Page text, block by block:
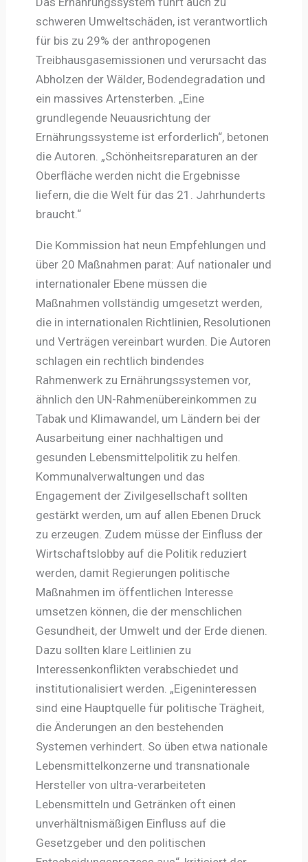
schweren Umweltschäden, ist verantwortlich
für bis zu 29% der anthropogenen
Treibhausgasemissionen und verursacht das
Abholzen der Wälder, Bodendegradation und
ein massives Artensterben. „Eine
grundlegende Neuausrichtung der
Ernährungssysteme ist erforderlich“, betonen
die Autoren. „Schönheitsreparaturen an der
Oberfläche werden nicht die Ergebnisse
liefern, die die Welt für das 21. Jahrhunderts
braucht.“
Die Kommission hat neun Empfehlungen und
über 20 Maßnahmen parat: Auf nationaler und
internationaler Ebene müssen die
Maßnahmen vollständig umgesetzt werden,
die in internationalen Richtlinien, Resolutionen
und Verträgen vereinbart wurden. Die Autoren
schlagen ein rechtlich bindendes
Rahmenwerk zu Ernährungssystemen vor,
ähnlich den UN-Rahmenübereinkommen zu
Tabak und Klimawandel, um Ländern bei der
Ausarbeitung einer nachhaltigen und
gesunden Lebensmittelpolitik zu helfen.
Kommunalverwaltungen und das
Engagement der Zivilgesellschaft sollten
gestärkt werden, um auf allen Ebenen Druck
zu erzeugen. Zudem müsse der Einfluss der
Wirtschaftslobby auf die Politik reduziert
werden, damit Regierungen politische
Maßnahmen im öffentlichen Interesse
umsetzen können, die der menschlichen
Gesundheit, der Umwelt und der Erde dienen.
Dazu sollten klare Leitlinien zu
Interessenkonflikten verabschiedet und
institutionalisiert werden. „Eigeninteressen
sind eine Hauptquelle für politische Trägheit,
die Änderungen an den bestehenden
Systemen verhindert. So üben etwa nationale
Lebensmittelkonzerne und transnationale
Hersteller von ultra-verarbeiteten
Lebensmitteln und Getränken oft einen
unverhältnismäßigen Einfluss auf die
Gesetzgeber und den politischen